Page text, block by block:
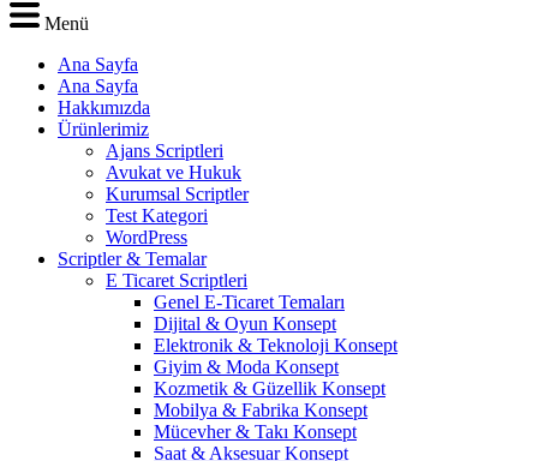
Menü
Ana Sayfa
Ana Sayfa
Hakkımızda
Ürünlerimiz
Ajans Scriptleri
Avukat ve Hukuk
Kurumsal Scriptler
Test Kategori
WordPress
Scriptler & Temalar
E Ticaret Scriptleri
Genel E-Ticaret Temaları
Dijital & Oyun Konsept
Elektronik & Teknoloji Konsept
Giyim & Moda Konsept
Kozmetik & Güzellik Konsept
Mobilya & Fabrika Konsept
Mücevher & Takı Konsept
Saat & Aksesuar Konsept